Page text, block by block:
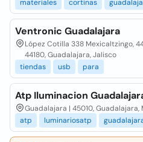
materiales
cortinas
Ventronic Guadalajara
López Cotilla 338 Mexicaltzingo,
44180, Guadalajara, Jalisco
tiendas
usb para
Atp Iluminacion
Guadalajara | 45010, Guadalajara,
atp
luminariosatp